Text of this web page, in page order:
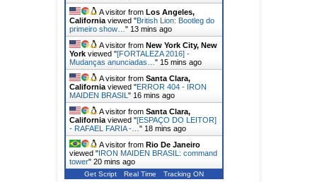
A visitor from Igua, Bahiaviewed "
[ESPAÇO DO LEITOR ESPECIAL] - Dia
dos…"11 mins ago
A visitor from Los Angeles,
Californiaviewed "British Lion: Bootleg do
primeiro show…"14 mins ago
A visitor from New York City, New
Yorkviewed "[FORTALEZA 2016] -
Mudanças anunciadas…" 15 mins ago
A visitor from Santa Clara,
California viewed "ERROR 404 - IRON
MAIDEN BRASIL"
16 mins ago
A visitor from Santa Clara,
Californiaviewed "[ESPAÇO DO LEITOR]
- RAFAEL FARIA -…
A visitor fromRio De Janeiro
Get Script Real Time Tracking ON